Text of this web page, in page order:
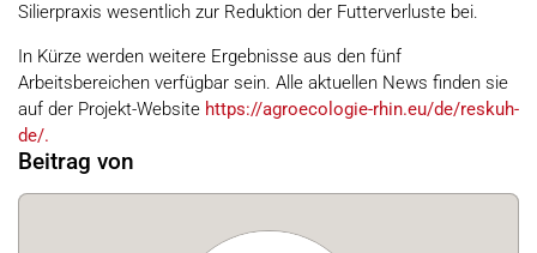
Silierpraxis wesentlich zur Reduktion der Futterverluste bei.
In Kürze werden weitere Ergebnisse aus den fünf
Arbeitsbereichen verfügbar sein. Alle aktuellen News finden sie
auf der Projekt-Website https://agroecologie-rhin.eu/de/reskuh-
de/.
Beitrag von